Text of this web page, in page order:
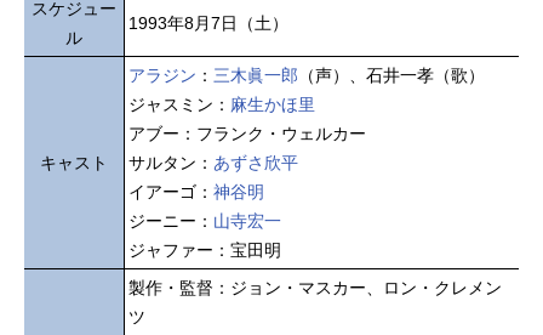
スケジュー
ル
1993年8月7日（土）
キャスト
アラジン ： 三木眞一郎 （声）、石井一孝（歌）
ジャスミン： 麻生かほ里
アブー：フランク・ウェルカー
サルタン： あずさ欣平
イアーゴ： 神谷明
ジーニー： 山寺宏一
ジャファー：宝田明
製作・監督：ジョン・マスカー、ロン・クレメン
ツ